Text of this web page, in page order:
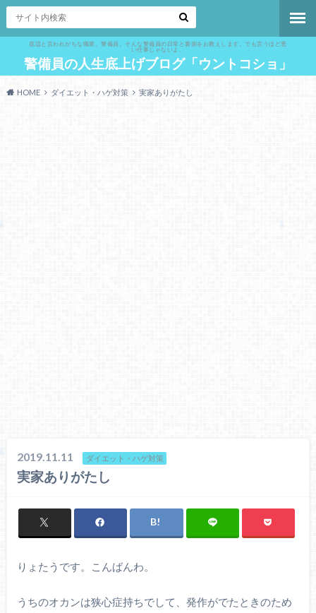
底辺と言われがちな職業、警備員。そんな警備員の日常と裏側をお教えします。でも言うほど悪
い仕事じゃないよ。
警備員の人生底上げブログ「ウントコショ」
HOME ダイエット・ハゲ対策 実家ありがたし
2019.11.11 ダイエット・ハゲ対策
実家ありがたし
りょたうです。こんばんわ。
うちのオカンは狭心症持ちでして、発作がでたときのため